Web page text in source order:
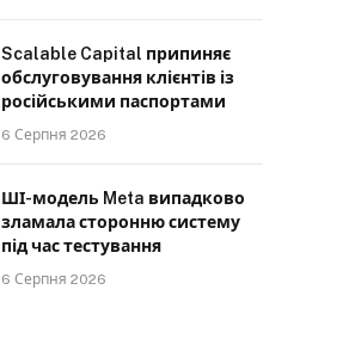
Scalable Capital припиняє
обслуговування клієнтів із
російськими паспортами
6 Серпня 2026
ШІ-модель Meta випадково
зламала сторонню систему
під час тестування
6 Серпня 2026